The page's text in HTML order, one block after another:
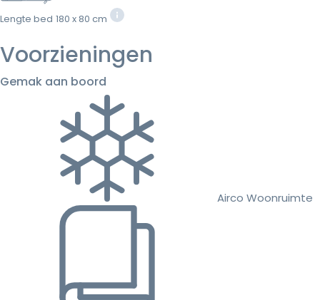
Lengte bed 180 x 80 cm
Voorzieningen
Gemak aan boord
Airco Woonruimte